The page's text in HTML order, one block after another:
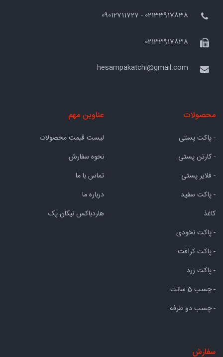
02133917838 - 09012711727
02133917838
hesampakatchi@gmail.com
محصولات
- پاکت پستی
- کارتن پستی
- فلایر پستی
- پاکت سفید
کاغذ
- پاکت نخودی
- پاکت کرافت
- پاکت زرد
- چسب 5 سانت
- چسب دو طرفه
عناوین مهم
لیست قیمت محصولات
نحوه سفارش
تماس با ما
درباره ما
هاردباکس نیکان پک
سفارش